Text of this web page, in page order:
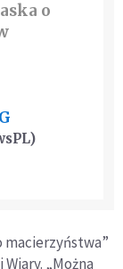
o
macierzyństwa”
„Można